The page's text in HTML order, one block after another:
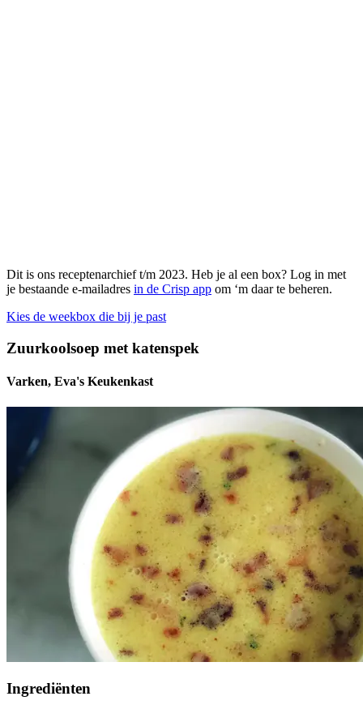
Dit is ons receptenarchief t/m 2023. Heb je al een box? Log in met
je bestaande e-mailadres in de Crisp app om ‘m daar te beheren.
Kies de weekbox die bij je past
Zuurkoolsoep met katenspek
Varken, Eva's Keukenkast
Ingrediënten